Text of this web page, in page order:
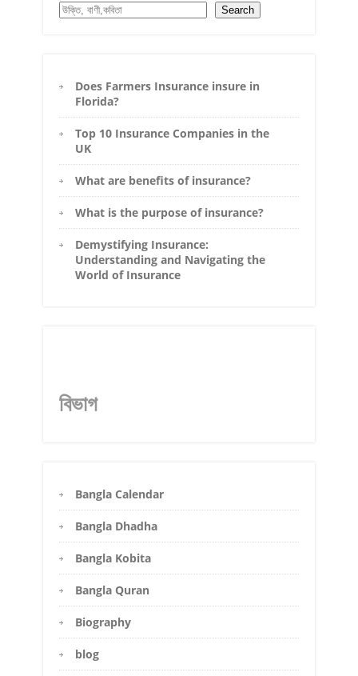
Search Search
Does Farmers Insurance insure in
Florida?
Top 10 Insurance Companies in the
UK
What are benefits of insurance?
What is the purpose of insurance?
Demystifying Insurance:
Understanding and Navigating the
World of Insurance
বিভাগ
Bangla Calendar
Bangla Dhadha
Bangla Kobita
Bangla Quran
Biography
blog